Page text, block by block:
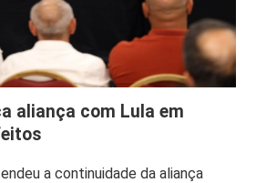
aliança com Lula em
a continuidade da aliança